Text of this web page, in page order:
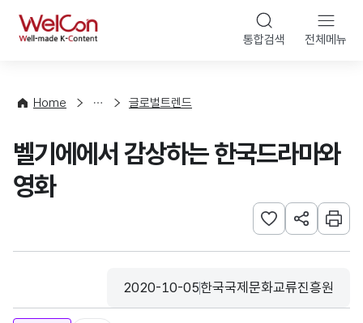
WelCon 통합검색 전체메뉴
Home
향
계
글로벌트렌드
벨기에에서 감상하는 한국드라마와
영화
관심사 등록하기
URL 공유하
인쇄
등록일
2020-10-05
수집기관
한국국제문화교류진흥원